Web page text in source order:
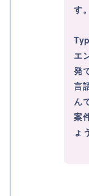
す。
エ
発
言
ん
案
ょ